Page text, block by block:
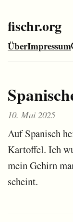
fischr.org
ÜberImpressum
10. Mai 2025
Auf Spanisch
Kartoffel. Ich
mein Gehirn
scheint.